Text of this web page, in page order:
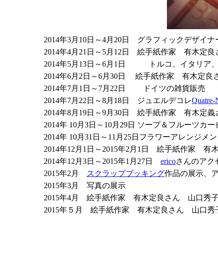
2014年3月10日～4月20日 グラフィックデザイ
2014年4月21日～5月12日 絵手紙作家 有木定
2014年5月13日～6月1日 トルコ、イタリア、
2014年6月2日～6月30日 絵手紙作家 有木定
2014年7月1日～7月22日 ドイツの雑貨販売
2014年7月22日～8月18日 ジュエルデコレ
2014年8月19日～9月30日 絵手紙作家 有木定
2014年 10月3日～10月29日 ソープ＆フルーツカー
2014年 10月31日～11月25日フラワーアレンジメ
2014年12月1日～2015年2月1日 絵手紙作家
2014年12月3日～2015年1月27日 ericoさんのアク
2015年2月
スクラップブッキング作品の展示、
2015年3月 写真の展示
2015年4月 絵手紙作家 有木定良さん 山口秀
2015年５月 絵手紙作家 有木定良さん 山口秀